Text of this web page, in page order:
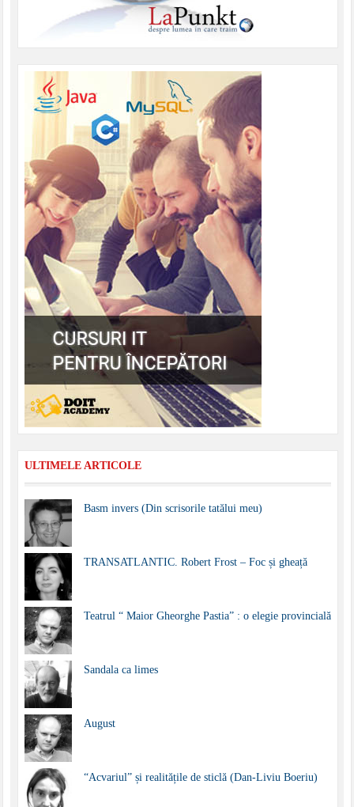
ULTIMELE ARTICOLE
Basm invers (Din scrisorile tatălui meu)
TRANSATLANTIC. Robert Frost – Foc și gheață
Teatrul “ Maior Gheorghe Pastia” : o elegie provincială
Sandala ca limes
August
“Acvariul” și realitățile de sticlă (Dan-Liviu Boeriu)